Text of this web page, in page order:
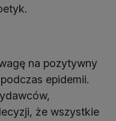
na pozytywny
epidemii.
że wszystkie